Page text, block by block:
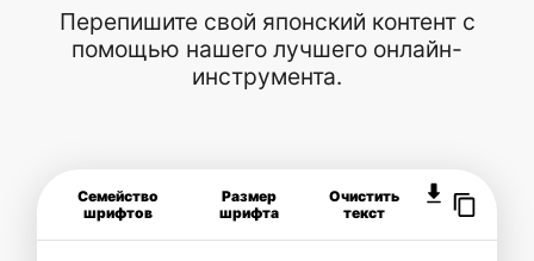
Перепишите свой японский контент с
помощью нашего лучшего онлайн-
инструмента.
Семейство
шрифтов
Размер
шрифта
Очистить
текст